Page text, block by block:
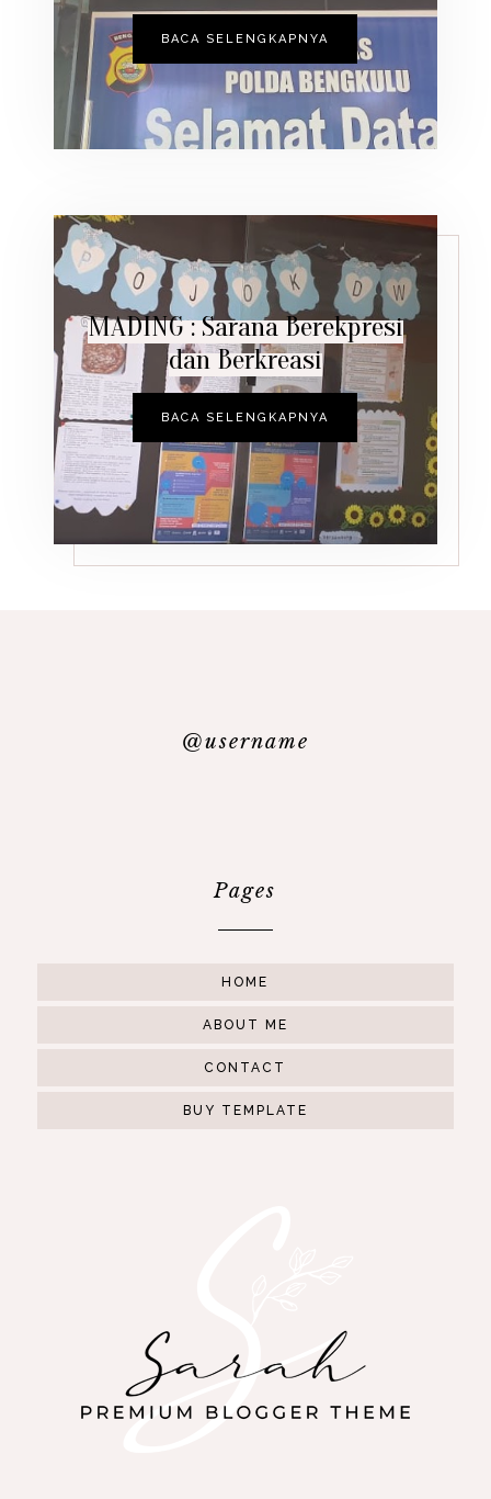
BACA SELENGKAPNYA
MADING : Sarana Berekpresi
dan Berkreasi
BACA SELENGKAPNYA
@username
Pages
HOME
ABOUT ME
CONTACT
BUY TEMPLATE